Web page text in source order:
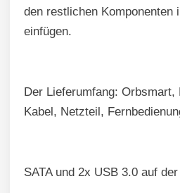
den restlichen Komponenten
einfügen.
Der Lieferumfang: Orbsmart,
Kabel, Netzteil,
SATA und 2x USB 3.0 auf